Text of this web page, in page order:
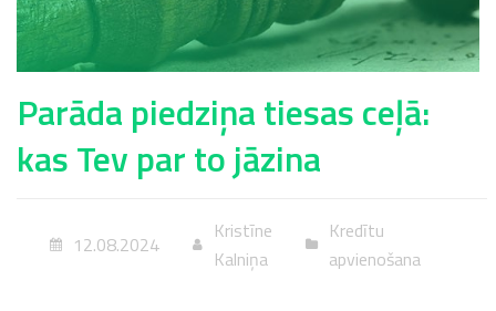
Parāda piedziņa tiesas ceļā:
kas Tev par to jāzina
12.08.2024
Kristīne
Kalniņa
Kredītu
apvienošana